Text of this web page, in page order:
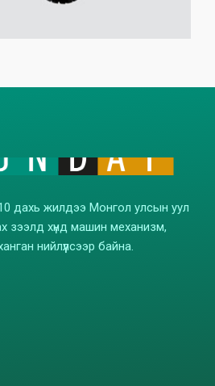
дахь жилдээ Монгол улсын уул
зээлд хүнд машин механизм,
нийлүүлсээр байна.